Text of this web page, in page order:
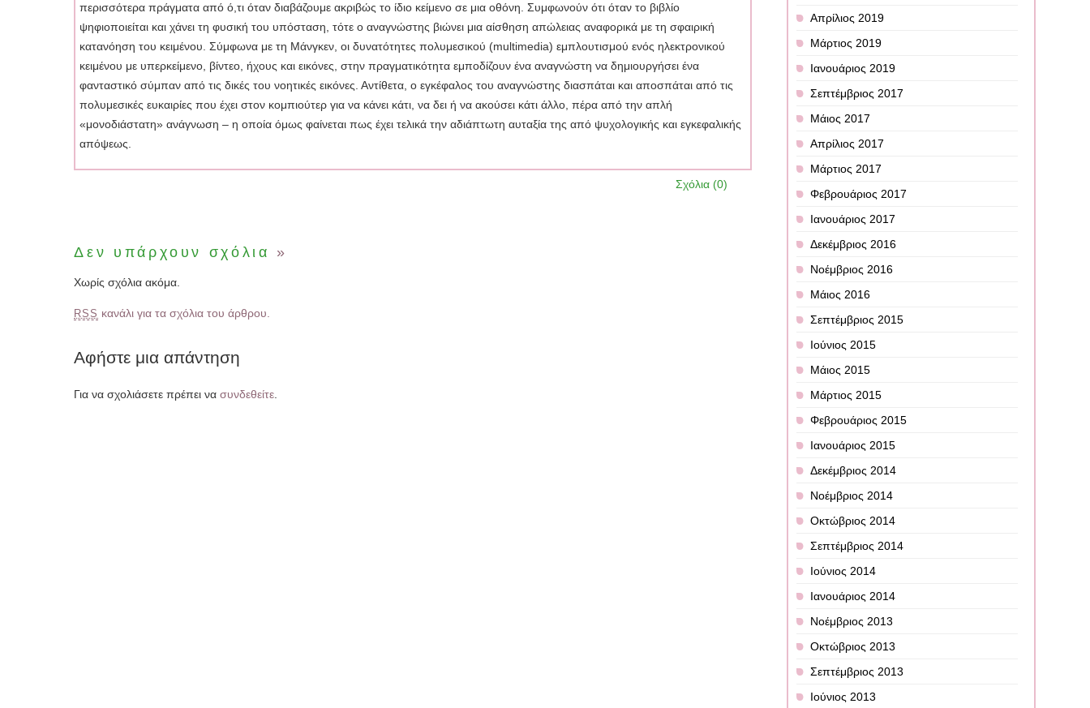
περισσότερα πράγματα από ό,τι όταν διαβάζουμε ακριβώς το ίδιο κείμενο σε μια οθόνη. Συμφωνούν ότι όταν το βιβλίο
ψηφιοποιείται και χάνει τη φυσική του υπόσταση, τότε ο αναγνώστης βιώνει μια αίσθηση απώλειας αναφορικά με τη σφαιρική
κατανόηση του κειμένου. Σύμφωνα με τη Μάνγκεν, οι δυνατότητες πολυμεσικού (multimedia) εμπλουτισμού ενός ηλεκτρονικού
κειμένου με υπερκείμενο, βίντεο, ήχους και εικόνες, στην πραγματικότητα εμποδίζουν ένα αναγνώστη να δημιουργήσει ένα
φανταστικό σύμπαν από τις δικές του νοητικές εικόνες. Αντίθετα, ο εγκέφαλος του αναγνώστης διασπάται και αποσπάται από τις
πολυμεσικές ευκαιρίες που έχει στον κομπιούτερ για να κάνει κάτι, να δει ή να ακούσει κάτι άλλο, πέρα από την απλή
«μονοδιάστατη» ανάγνωση – η οποία όμως φαίνεται πως έχει τελικά την αδιάπτωτη αυταξία της από ψυχολογικής και εγκεφαλικής
απόψεως.
Σχόλια (0)
Δεν υπάρχουν σχόλια »
Χωρίς σχόλια ακόμα.
RSS κανάλι για τα σχόλια του άρθρου.
Αφήστε μια απάντηση
Για να σχολιάσετε πρέπει νασυνδεθείτε
Απρίλιος 2019
Μάρτιος 2019
Ιανουάριος 2019
Σεπτέμβριος 2017
Μάιος 2017
Απρίλιος 2017
Μάρτιος 2017
Φεβρουάριος 2017
Ιανουάριος 2017
Δεκέμβριος 2016
Νοέμβριος 2016
Μάιος 2016
Σεπτέμβριος 2015
Ιούνιος 2015
Μάιος 2015
Μάρτιος 2015
Φεβρουάριος 2015
Ιανουάριος 2015
Δεκέμβριος 2014
Νοέμβριος 2014
Οκτώβριος 2014
Σεπτέμβριος 2014
Ιούνιος 2014
Ιανουάριος 2014
Νοέμβριος 2013
Οκτώβριος 2013
Σεπτέμβριος 2013
Ιούνιος 2013